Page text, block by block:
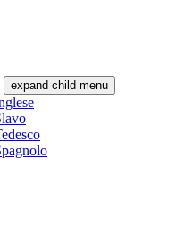
expand child menu